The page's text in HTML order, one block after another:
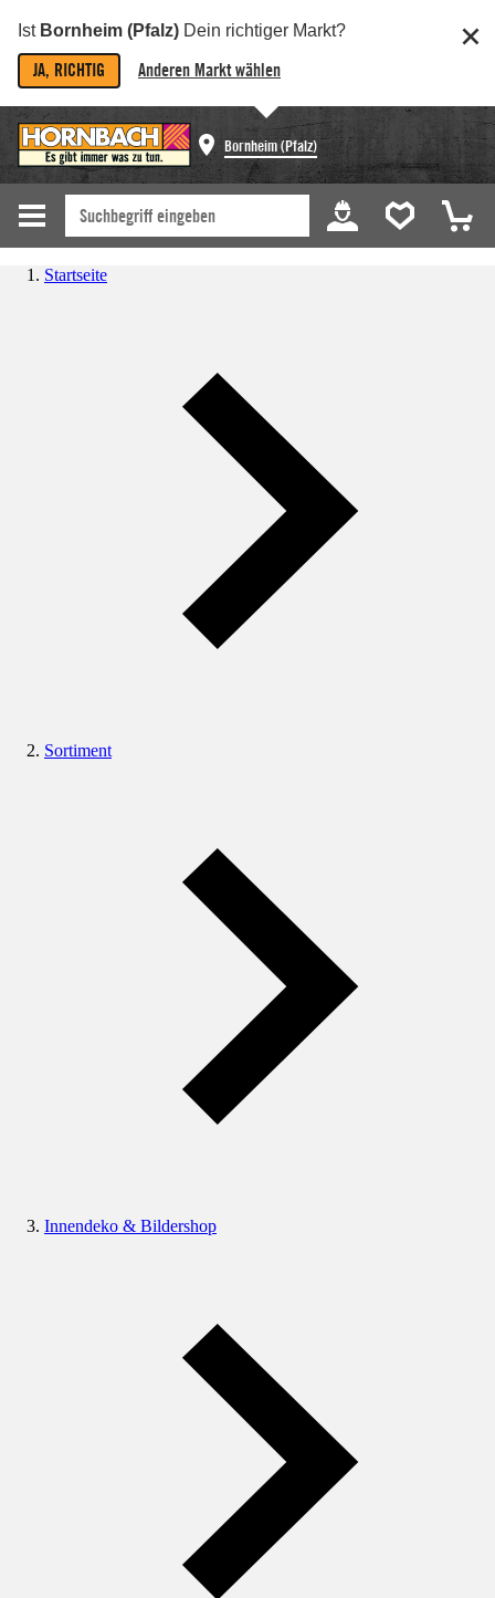
Ist Bornheim (Pfalz) Dein richtiger Markt?
JA, RICHTIG Anderen Markt wählen
Bornheim (Pfalz)
Startseite
Sortiment
Innendeko & Bildershop